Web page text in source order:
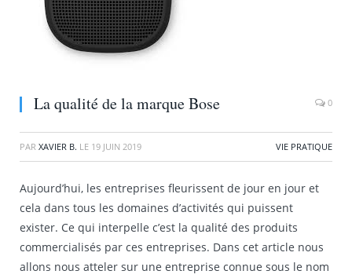
La qualité de la marque Bose 0
PAR XAVIER B. LE 19 JUIN 2019 VIE PRATIQUE
Aujourd’hui, les entreprises fleurissent de jour en jour et
cela dans tous les domaines d’activités qui puissent
exister. Ce qui interpelle c’est la qualité des produits
commercialisés par ces entreprises. Dans cet article nous
allons nous atteler sur une entreprise connue sous le nom